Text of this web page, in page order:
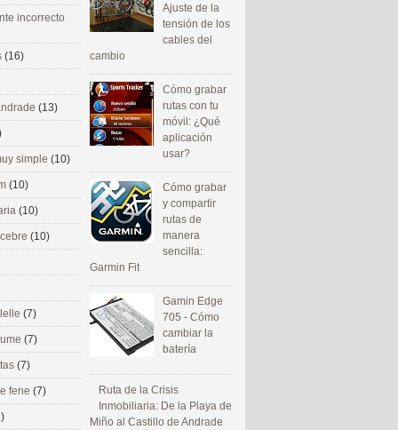
Ajuste de la
tensión de los
cables del
cambio
Cómo grabar
rutas con tu
móvil: ¿Qué
aplicación
usar?
Cómo grabar
y compartir
rutas de
manera
sencilla:
Garmin Fit
Gamin Edge
705 - Cómo
cambiar la
batería
Ruta de la Crisis
Inmobiliaria: De la Playa de
Miño al Castillo de Andrade
incorrecto
(16)
(13)
simple (10)
(10)
(10)
(10)
(7)
(7)
(7)
fene (7)